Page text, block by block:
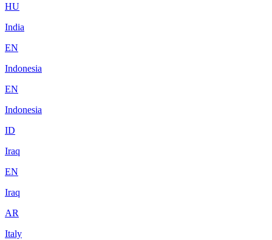
HU
India
EN
Indonesia
EN
Indonesia
ID
Iraq
EN
Iraq
AR
Italy